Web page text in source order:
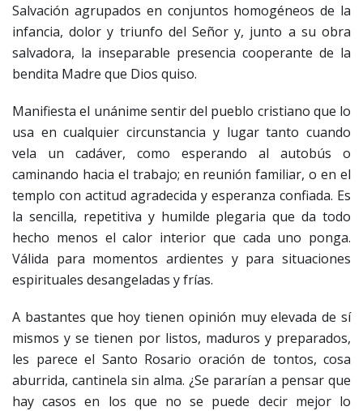
Salvación agrupados en conjuntos homogéneos de la
infancia, dolor y triunfo del Señor y, junto a su obra
salvadora, la inseparable presencia cooperante de la
bendita Madre que Dios quiso.
Manifiesta el unánime sentir del pueblo cristiano que lo
usa en cualquier circunstancia y lugar tanto cuando
vela un cadáver, como esperando al autobús o
caminando hacia el trabajo; en reunión familiar, o en el
templo con actitud agradecida y esperanza confiada. Es
la sencilla, repetitiva y humilde plegaria que da todo
hecho menos el calor interior que cada uno ponga.
Válida para momentos ardientes y para situaciones
espirituales desangeladas y frías.
A bastantes que hoy tienen opinión muy elevada de sí
mismos y se tienen por listos, maduros y preparados,
les parece el Santo Rosario oración de tontos, cosa
aburrida, cantinela sin alma. ¿Se pararían a pensar que
hay casos en los que no se puede decir mejor lo